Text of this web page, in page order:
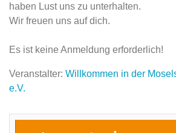
haben Lust uns zu unterhalten.
Wir freuen uns auf dich.
Es ist keine Anmeldung erforderlich!
Veranstalter: Willkommen in der
e.V.